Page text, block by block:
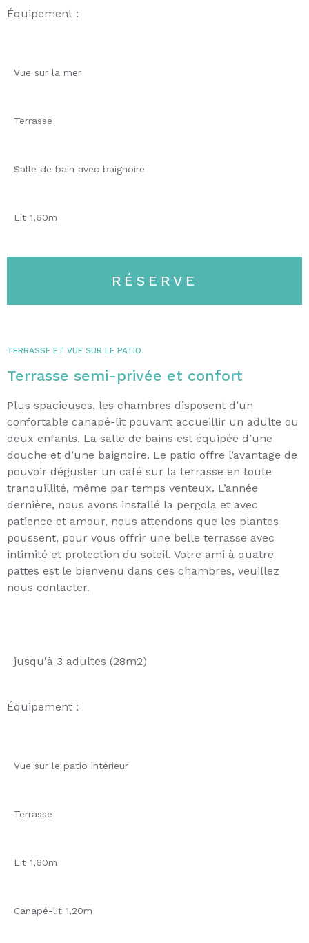
RÉSERVE
Équipement :
Vue sur la mer
Terrasse
Salle de bain avec baignoire
Lit 1,60m
TERRASSE ET VUE SUR LE PATIO
Terrasse semi-privée et confort
Plus spacieuses, les chambres disposent d’un
confortable canapé-lit pouvant accueillir un adulte ou
deux enfants. La salle de bains est équipée d’une
douche et d’une baignoire. Le patio offre l’avantage de
pouvoir déguster un café sur la terrasse en toute
tranquillité, même par temps venteux. L’année
dernière, nous avons installé la pergola et avec
patience et amour, nous attendons que les plantes
poussent, pour vous offrir une belle terrasse avec
intimité et protection du soleil. Votre ami à quatre
pattes est le bienvenu dans ces chambres, veuillez
nous contacter.
jusqu'à 3 adultes (28m2)
Équipement :
Vue sur le patio intérieur
Terrasse
Lit 1,60m
Canapé-lit 1,20m